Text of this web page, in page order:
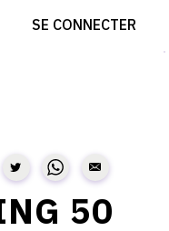
SE CONNECTER
50